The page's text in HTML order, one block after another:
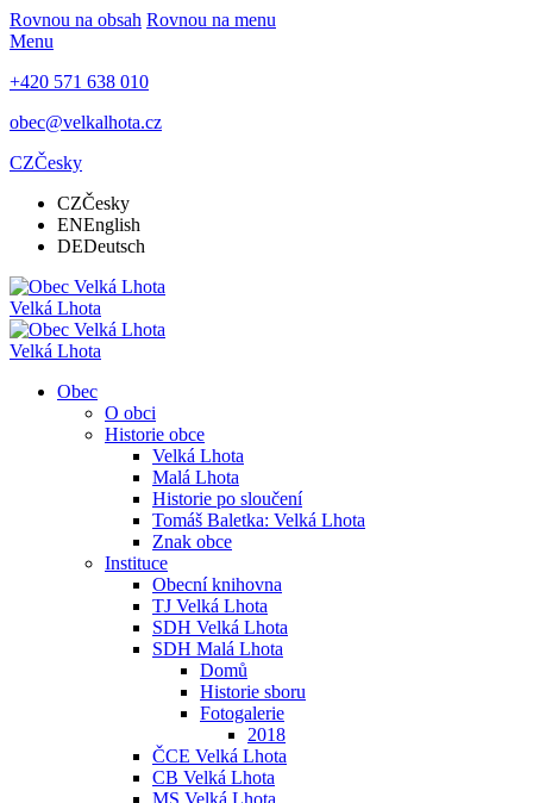
Rovnou na obsah Rovnou na menu
Menu
+420 571 638 010
obec@velkalhota.cz
CZČesky
CZČesky
ENEnglish
DEDeutsch
Velká Lhota
Velká Lhota
Obec
O obci
Historie obce
Velká Lhota
Malá Lhota
Historie po sloučení
Tomáš Baletka: Velká Lhota
Znak obce
Instituce
Obecní knihovna
TJ Velká Lhota
SDH Velká Lhota
SDH Malá Lhota
Domů
Historie sboru
Fotogalerie
2018
ČCE Velká Lhota
CB Velká Lhota
MS Velká Lhota